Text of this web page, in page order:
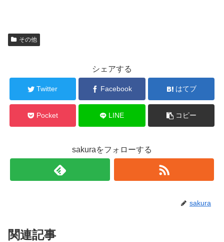
その他
シェアする
Twitter Facebook はてブ
Pocket LINE コピー
sakuraをフォローする
sakura
関連記事